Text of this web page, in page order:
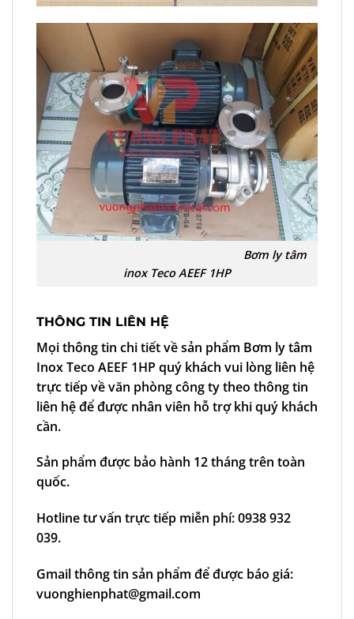
Bơm ly tâm
inox Teco AEEF 1HP
THÔNG TIN LIÊN HỆ
Mọi thông tin chi tiết về sản phẩm Bơm ly tâm
Inox Teco AEEF 1HP quý khách vui lòng liên hệ
trực tiếp về văn phòng công ty theo thông tin
liên hệ để được nhân viên hỗ trợ khi quý khách
cần.
Sản phẩm được bảo hành 12 tháng trên toàn
quốc.
Hotline tư vấn trực tiếp miễn phí: 0938 932
039.
Gmail thông tin sản phẩm để được báo giá:
vuonghienphat@gmail.com